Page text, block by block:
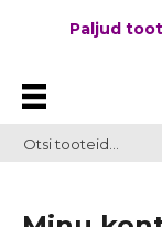
Paljud